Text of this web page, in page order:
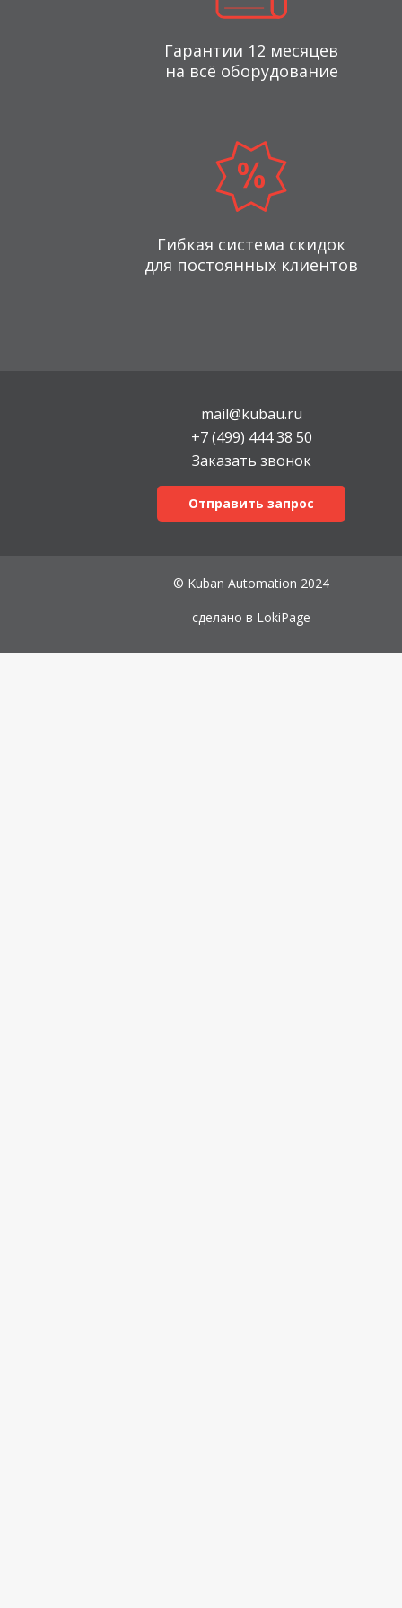
Гарантии 12 месяцев
на всё оборудование
Гибкая система скидок
для постоянных клиентов
mail@kubau.ru
+7 (499) 444 38 50
Заказать звонок
Отправить запрос
© Kuban Automation 2024
сделано в LokiPage